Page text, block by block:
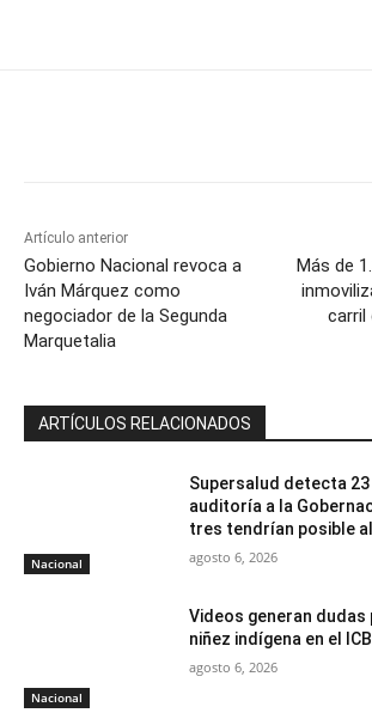
Artículo anterior
Gobierno Nacional revoca a
Iván Márquez como
negociador de la Segunda
Marquetalia
Más de
carril
ARTÍCULOS RELACIONADOS
Nacional
Supersalud detecta
auditoría a la
tres tendrían posible
agosto 6, 2026
Nacional
Videos generan
niñez indígena en el
agosto 6, 2026